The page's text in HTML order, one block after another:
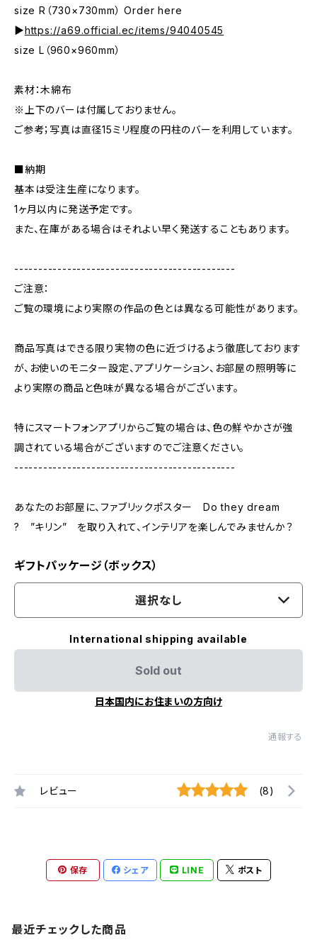
size R（730×730mm） Order here
▶️https://a69.official.ec/items/94040545
size L（960×960mm）
素材：木綿布
※上下のバーは付属しておりません。
ご参考；写真は直径15ミリ程度の円柱のバーを利用しています。
■納期
基本は受注生産になります。
1ヶ月以内に発送予定です。
また、在庫がある場合はそれよい早く発送することもあります。
----------------------------------------------
ご注意：
ご覧の環境により実際の作品の色とは異なる可能性があります。
商品写真はできる限り実物の色に近づけるよう徹底しております
が、お使いのモニター設定、アプリケーション、お部屋の照明等に
より実際の商品と色味が異なる場合がございます。
特にスマートフォンアプリからご覧の場合は、色の鮮やかさが強
調されている場合がございますのでご注意ください。
----------------------------------------------
あなたのお部屋に、ファブリックポスター Do they dream
? ”キリン” を取り入れて、インテリアを楽しんでみませんか？
ギフトパッケージ（ボックス）
選択なし
International shipping available
Sold out
日本国内にお住まいの方向け
通報する
レビュー (8)
保存 シェア LINE ポスト
最近チェックした商品